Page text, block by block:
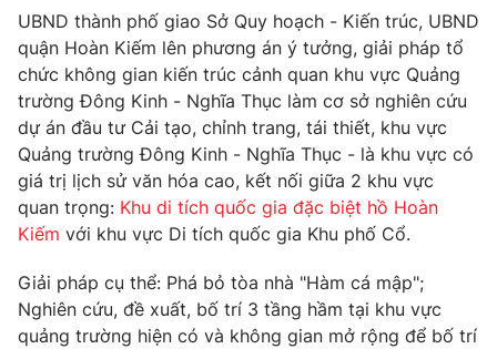
UBND thành phố giao Sở Quy hoạch - Kiến trúc, UBND
quận Hoàn Kiếm lên phương án ý tưởng, giải pháp tổ
chức không gian kiến trúc cảnh quan khu vực Quảng
trường Đông Kinh - Nghĩa Thục làm cơ sở nghiên cứu
dự án đầu tư Cải tạo, chỉnh trang, tái thiết, khu vực
Quảng trường Đông Kinh - Nghĩa Thục - là khu vực có
giá trị lịch sử văn hóa cao, kết nối giữa 2 khu vực
quan trọng: Khu di tích quốc gia đặc biệt hồ Hoàn
Kiếm với khu vực Di tích quốc gia Khu phố Cổ.
Giải pháp cụ thể: Phá bỏ tòa nhà "Hàm cá mập";
Nghiên cứu, đề xuất, bố trí 3 tầng hầm tại khu vực
quảng trường hiện có và không gian mở rộng để bố trí